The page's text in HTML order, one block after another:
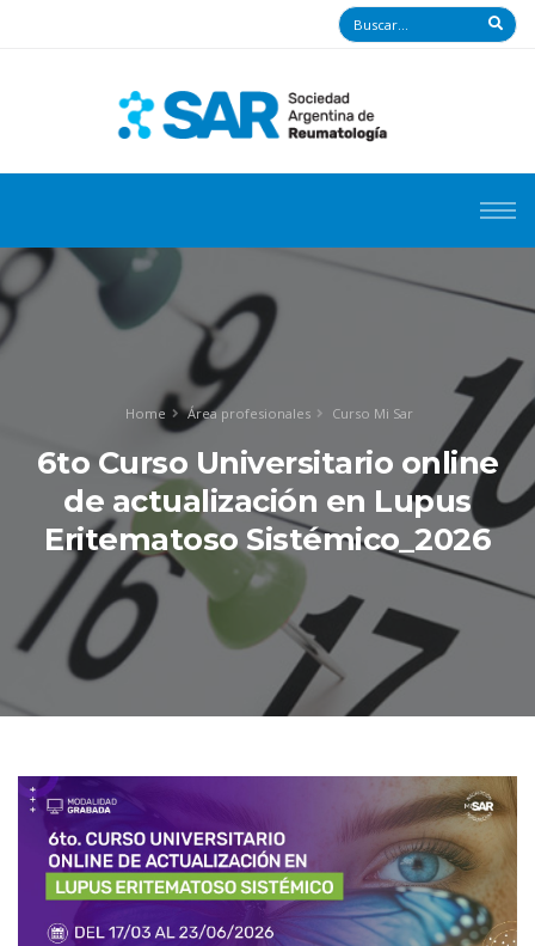
Home Área profesionales Curso Mi Sar
6to Curso Universitario online
de actualización en Lupus
Eritematoso Sistémico_2026